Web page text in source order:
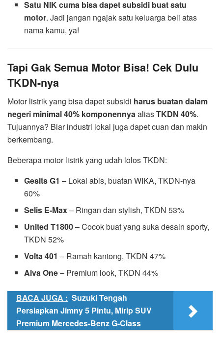
Satu NIK cuma bisa dapet subsidi buat satu
motor. Jadi jangan ngajak satu keluarga beli atas
nama kamu, ya!
Tapi Gak Semua Motor Bisa! Cek Dulu
TKDN-nya
Motor listrik yang bisa dapet subsidi harus buatan dalam
negeri minimal 40% komponennyaaliasTKDN 40%.
Tujuannya? Biar industri lokal juga dapet cuan dan makin
berkembang.
Beberapa motor listrik yang udah lolos TKDN:
Gesits G1 – Lokal abis, buatan WIKA, TKDN-nya
60%
Selis E-Max– Ringan dan stylish, TKDN 53%
United T1800– Cocok buat yang suka desain sporty,
TKDN 52%
Volta 401 – Ramah kantong, TKDN 47%
Alva One– Premium look, TKDN 44%
BACA JUGA : Suzuki Tengah
Persiapkan Jimny 5 Pintu, Mirip SUV
Premium Mercedes-Benz G-Class